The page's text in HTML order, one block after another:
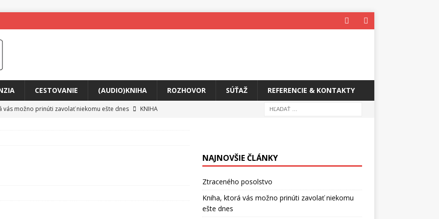
CESTOVANIE (AUDIO)KNIHA ROZHOVOR SÚŤAŽ REFERENCIE & KONTAKTY
vás možno prinúti zavolať niekomu ešte dnes
KNIHA
rozchod
NAJNOVŠIE ČLÁNKY
Ztraceného posolstvo
Kniha, ktorá vás možno prinúti zavolať niekomu
ešte dnes